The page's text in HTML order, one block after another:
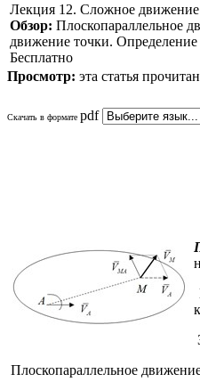
Лекция 12. Сложное движение
Обзор: Плоскопараллельное
движение точки.
Бесплатно
Просмотр: эта статья
Скачать в формате pdf
Плоскопараллельное